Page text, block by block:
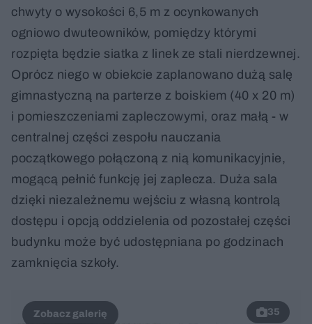
chwyty o wysokości 6,5 m z ocynkowanych
ogniowo dwuteowników, pomiędzy którymi
rozpięta będzie siatka z linek ze stali nierdzewnej.
Oprócz niego w obiekcie zaplanowano dużą salę
gimnastyczną na parterze z boiskiem (40 x 20 m)
i pomieszczeniami zapleczowymi, oraz małą - w
centralnej części zespołu nauczania
początkowego połączoną z nią komunikacyjnie,
mogącą pełnić funkcję jej zaplecza. Duża sala
dzięki niezależnemu wejściu z własną kontrolą
dostępu i opcją oddzielenia od pozostałej części
budynku może być udostępniana po godzinach
zamknięcia szkoły.
35